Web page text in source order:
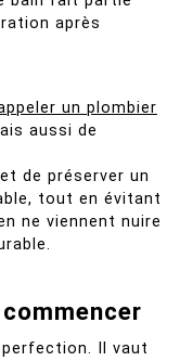
après
un plombier
aussi de
de préserver un
tout en évitant
ne viennent nuire
Il vaut